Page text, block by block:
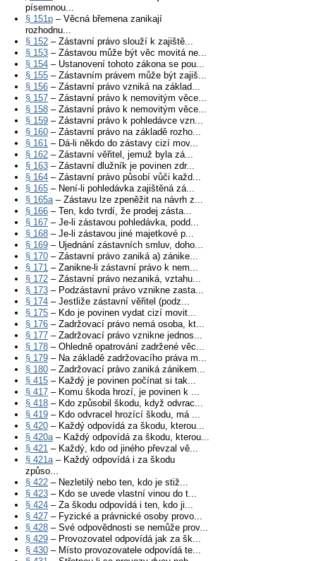
písemnou...
§ 151p – Věcná břemena zanikají
rozhodnu...
§ 152 – Zástavní právo slouží k zajiště...
§ 153 – Zástavou může být věc movitá ne...
§ 154 – Ustanovení tohoto zákona se pou...
§ 155 – Zástavním právem může být zajiš...
§ 156 – Zástavní právo vzniká na základ...
§ 157 – Zástavní právo k nemovitým věce...
§ 158 – Zástavní právo k nemovitým věce...
§ 159 – Zástavní právo k pohledávce vzn...
§ 160 – Zástavní právo na základě rozho...
§ 161 – Dá-li někdo do zástavy cizí mov...
§ 162 – Zástavní věřitel, jemuž byla zá...
§ 163 – Zástavní dlužník je povinen zdr...
§ 164 – Zástavní právo působí vůči každ...
§ 165 – Není-li pohledávka zajištěná zá...
§ 165a– Zástavu lze zpeněžit na návrh z...
§ 166 – Ten, kdo tvrdí, že prodej zásta...
§ 167 – Je-li zástavou pohledávka, podd...
§ 168 – Je-li zástavou jiné majetkové p...
§ 169 – Ujednání zástavních smluv, doho...
§ 170 – Zástavní právo zaniká a) zánike...
§ 171 – Zanikne-li zástavní právo k nem...
§ 172 – Zástavní právo nezaniká, vztahu...
§ 173 – Podzástavní právo vznikne zasta...
§ 174 – Jestliže zástavní věřitel (podz...
§ 175 – Kdo je povinen vydat cizí movit...
§ 176 – Zadržovací právo nemá osoba, kt...
§ 177 – Zadržovací právo vznikne jednos...
§ 178 – Ohledně opatrování zadržené věc...
§ 179 – Na základě zadržovacího práva m...
§ 180 – Zadržovací právo zaniká zánikem...
§ 415 – Každý je povinen počínat si tak...
§ 417 – Komu škoda hrozí, je povinen k ...
§ 418 – Kdo způsobil škodu, když odvrac...
§ 419 – Kdo odvracel hrozící škodu, má ...
§ 420 – Každý odpovídá za škodu, kterou...
§ 420a– Každý odpovídá za škodu, kterou...
§ 421 – Každý, kdo od jiného převzal vě...
§ 421a– Každý odpovídá i za škodu
způso...
§ 422 – Nezletilý nebo ten, kdo je stiž...
§ 423 – Kdo se uvede vlastní vinou do t...
§ 424 – Za škodu odpovídá i ten, kdo ji...
§ 427 – Fyzické a právnické osoby provo...
§ 428 – Své odpovědnosti se nemůže prov...
§ 429 – Provozovatel odpovídá jak za šk...
§ 430 – Místo provozovatele odpovídá te...